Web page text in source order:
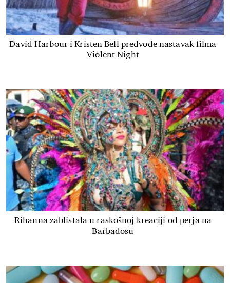
David Harbour i Kristen Bell predvode nastavak filma
Violent Night
Rihanna zablistala u raskošnoj kreaciji od perja na
Barbadosu